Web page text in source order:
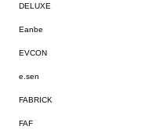
DELUXE
Eanbe
EVCON
e.sen
FABRICK
FAF